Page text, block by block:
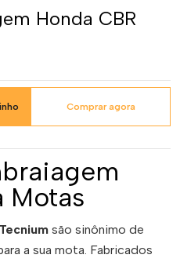
Honda CBR
Comprar agora
Motas
são sinônimo de
a sua mota. Fabricados